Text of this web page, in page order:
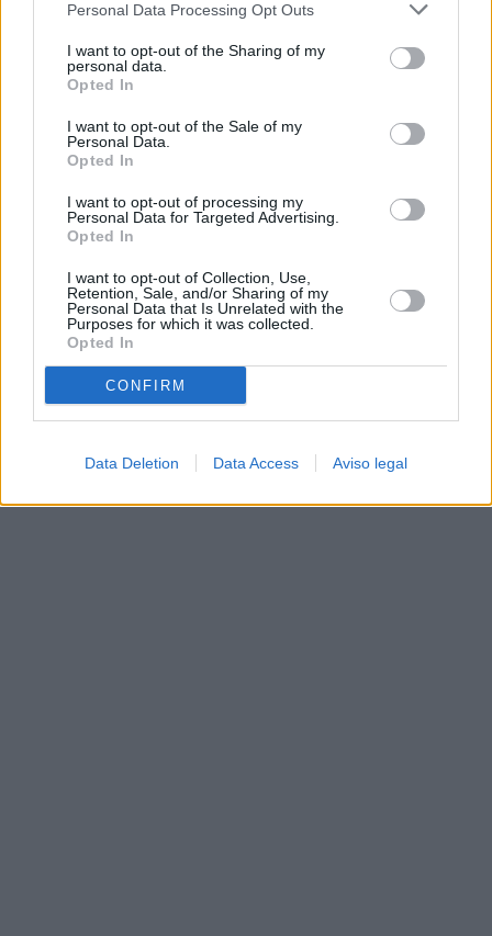
negar su consentimiento. Tenga en cuenta que algún
de su consentimiento, pero usted tiene el derecho de
rechazar tal procesamiento. Sus preferencias se aplicarán
cualquier momento entrando de nuevo en este sitio web o
visitando nuestra política de privacidad.
Personal Data Processing Opt Outs
I want to opt-out of the Sharing of my
personal data.
Opted In
I want to opt-out of the Sale of my
Personal Data.
Opted In
I want to opt-out of processing my
Personal Data for Targeted Advertising.
Opted In
I want to opt-out of Collection, Use,
Retention, Sale, and/or Sharing of my
Personal Data that Is Unrelated with the
Purposes for which it was collected.
Opted In
CONFIRM
Data Deletion Data Access Aviso legal